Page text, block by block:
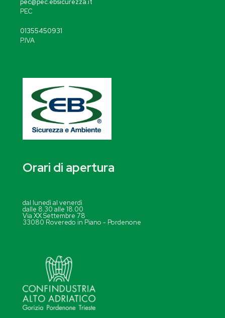
PEC
01355450931
P.IVA
Orari di apertura
dal lunedì al venerdì
dalle 8.30 alle 18.00
Via XX Settembre 78
33080 Roveredo in Piano - Pordenone